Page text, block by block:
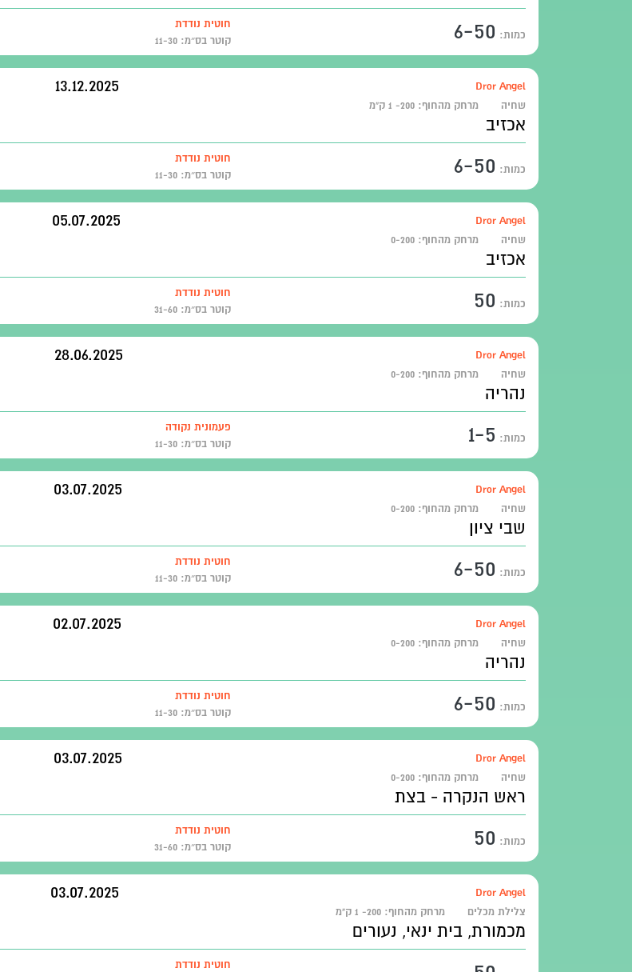
כמות: 6-50
חוטית נודדת
קוטר בס״מ: 11-30
Dror Angel
13.12.2025
שחיה מרחק מהחוף: 200- 1 ק"מ
אכזיב
כמות: 6-50
חוטית נודדת
קוטר בס״מ: 11-30
Dror Angel
05.07.2025
שחיה מרחק מהחוף: 0-200
אכזיב
כמות: 50
חוטית נודדת
קוטר בס״מ: 31-60
Dror Angel
28.06.2025
שחיה מרחק מהחוף: 0-200
נהריה
כמות: 1-5
פעמונית נקודה
קוטר בס״מ: 11-30
Dror Angel
03.07.2025
שחיה מרחק מהחוף: 0-200
שבי ציון
כמות: 6-50
חוטית נודדת
קוטר בס״מ: 11-30
Dror Angel
02.07.2025
שחיה מרחק מהחוף: 0-200
נהריה
כמות: 6-50
חוטית נודדת
קוטר בס״מ: 11-30
Dror Angel
03.07.2025
שחיה מרחק מהחוף: 0-200
ראש הנקרה - בצת
כמות: 50
חוטית נודדת
קוטר בס״מ: 31-60
Dror Angel
03.07.2025
צלילת מכלים מרחק מהחוף: 200- 1 ק"מ
מכמורת, בית ינאי, נעורים
חוטית נודדת